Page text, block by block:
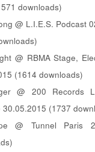
downloads)
@ L.I.E.S. Podcast
@ RBMA Stage,
(1614 downloads)
@ 200 Records
30.05.2015 (1737
@ Tunnel Paris